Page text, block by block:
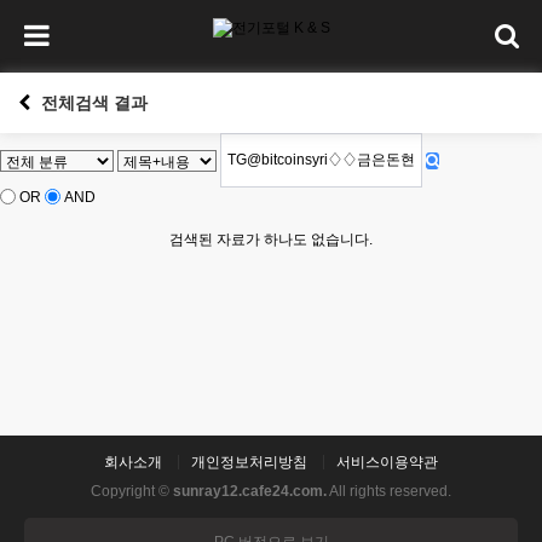
전체검색 결과
OR AND
검색된 자료가 하나도 없습니다.
회사소개 개인정보처리방침
서비스이용약관
Copyright © sunray12.cafe24.com.All rights reserved.